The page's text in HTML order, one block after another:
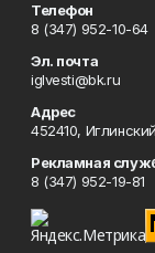
Телефон
8 (347) 952-10-64
Эл. почта
iglvesti@bk.ru
Адрес
452410,
Рекламная
8 (347) 952-19-81